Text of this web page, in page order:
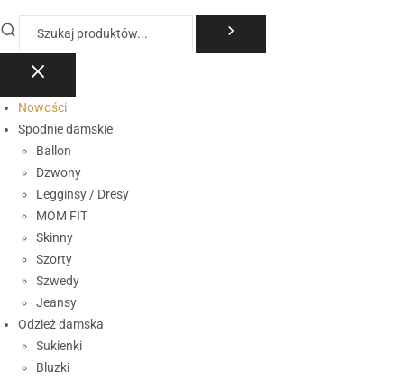
Nowości
Spodnie damskie
Ballon
Dzwony
Legginsy / Dresy
MOM FIT
Skinny
Szorty
Szwedy
Jeansy
Odzież damska
Sukienki
Bluzki